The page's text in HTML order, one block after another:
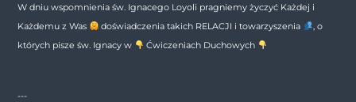
W dniu wspomnienia św. Ignacego Loyoli pragniemy życzyć Każdej i
Każdemu z Was
doświadczenia takich RELACJI i towarzyszenia
, o
których pisze św. Ignacy w
Ćwiczeniach Duchowych
---